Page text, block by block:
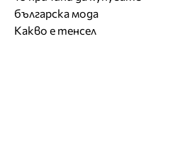
българска мода
Какво е тенсел